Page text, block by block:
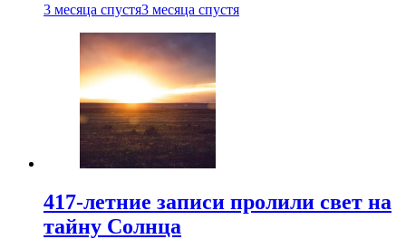
3 месяца спустя3 месяца спустя
417-летние записи пролили свет на
тайну Солнца